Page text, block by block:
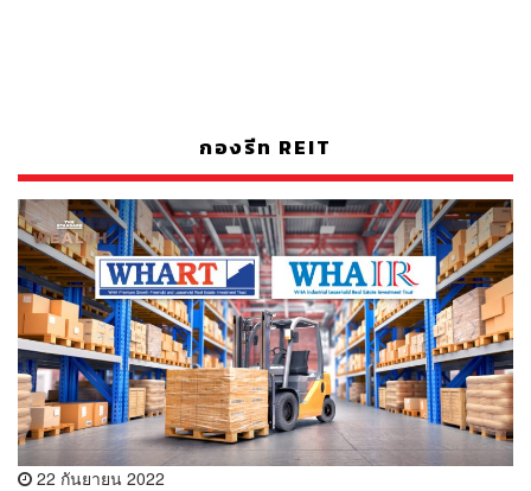
กองรีท REIT
22 กันยายน 2022